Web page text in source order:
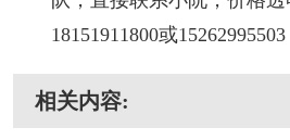
18151911800或15262995503
相关内容: